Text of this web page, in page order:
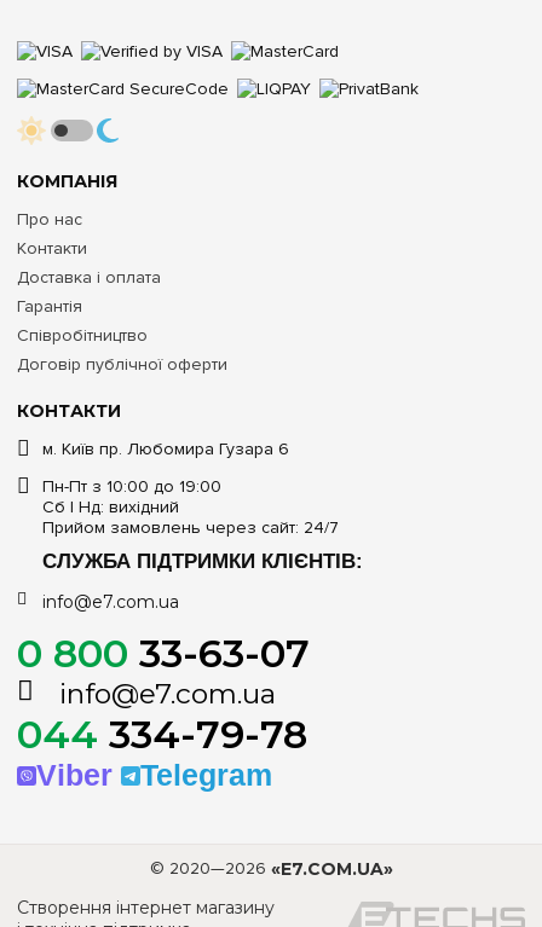
КОНТАКТИ
м. Київ пр. Любомира Гузара 6
Пн-Пт з 10:00 до 19:00
Сб | Нд: вихідний
Прийом замовлень через сайт: 24/7
СЛУЖБА ПІДТРИМКИ КЛІЄНТІВ:
info@e7.com.ua
0 800 33-63-07
info@e7.com.ua
044 334-79-78
Viber Telegram
КОМПАНІЯ
Про нас
Контакти
Доставка і оплата
Гарантія
Співробітництво
Договір публічної оферти
© 2020—2026 «E7.COM.UA»
Створення інтернет магазину